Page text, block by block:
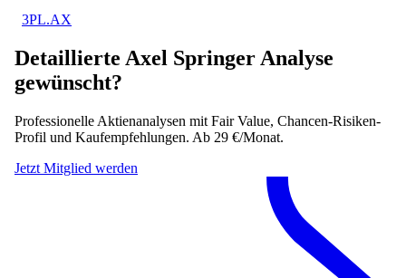
3PL.AX
Detaillierte Axel SpringerAnalyse
gewünscht?
Professionelle Aktienanalysen mit Fair Value, Chancen-Risiken-
Profil und Kaufempfehlungen. Ab 29 €/Monat.
Jetzt Mitglied werden